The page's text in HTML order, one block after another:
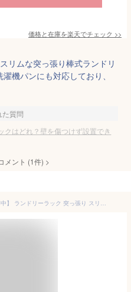
価格と在庫を楽天でチェック >>
リムな突っ張り棒式ランドリ
機パンにも対応しており、
た質問
クはどれ？壁を傷つけず設置でき
メント (1件) >
【3/15限定！3％OFFクーポン配布中】 ランドリーラック 突っ張り スリム つっぱり 洗濯機ラック 省スペース 縦型洗濯機 ドラム式対応 防水パン メラミン素材 棚板 2段 おしゃれ シンプル 洗濯機 棚 収納 洗濯機収納 収納棚 つっぱりランドリーラック Speno〔スペノ〕